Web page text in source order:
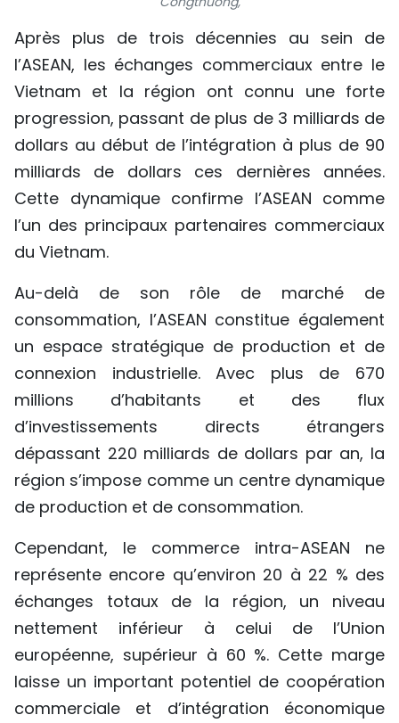
TIẾNG VIỆT
ENGLISH
中文
РУССКИЙ
Après plus de trois décennies au sein de
l’ASEAN, les échanges commerciaux entre le
Vietnam et la région ont connu une forte
progression, passant de plus de 3 milliards de
dollars au début de l’intégration à plus de 90
milliards de dollars ces dernières années.
Cette dynamique confirme l’ASEAN comme
l’un des principaux partenaires commerciaux
du Vietnam.
Au-delà de son rôle de marché de
consommation, l’ASEAN constitue également
un espace stratégique de production et de
connexion industrielle. Avec plus de 670
millions d’habitants et des flux
d’investissements directs étrangers
dépassant 220 milliards de dollars par an, la
région s’impose comme un centre dynamique
de production et de consommation.
Cependant, le commerce intra-ASEAN ne
représente encore qu’environ 20 à 22 % des
échanges totaux de la région, un niveau
nettement inférieur à celui de l’Union
européenne, supérieur à 60 %. Cette marge
laisse un important potentiel de coopération
commerciale et d’intégration économique